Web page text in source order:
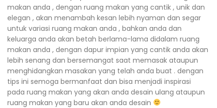
makan anda , dengan ruang makan yang cantik , unik dan
elegan , akan menambah kesan lebih nyaman dan segar
untuk variasi ruang makan anda , bahkan anda dan
keluarga anda akan betah berlama-lama didalam ruang
makan anda , dengan dapur impian yang cantik anda akan
lebih senang dan bersemangat saat memasak ataupun
menghidangkan masakan yang telah anda buat . dengan
tips ini semoga bermanfaat dan bisa menjadi inspirasi
pada ruang makan yang akan anda desain ulang ataupun
ruang makan yang baru akan anda desain